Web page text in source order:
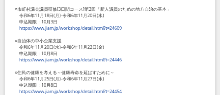
○市町村議会議員研修[3日間コース]第2回「新人議員のための地方自治の基本」
令和6年11月 18日(月)-令和6年11月20日(水)
申込期限： 10月3日
https://www.jiam.jp/workshop/detail.html?t=24609
○自治体の中小企業支援
令和6年11月20日(水)-令和6年11月22日(金)
申込期限： 10月8日
https://www.jiam.jp/workshop/detail.html?t=24446
○住民の健康を考える～健康寿命を延ばすために～
令和6年11月25日(月)-令和6年11月27日(水)
申込期限： 10月8日
https://www.jiam.jp/workshop/detail.html?t=24454